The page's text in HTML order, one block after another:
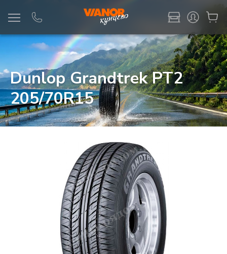
Dunlop Grandtrek PT2
205/70R15
Информация Фото товара